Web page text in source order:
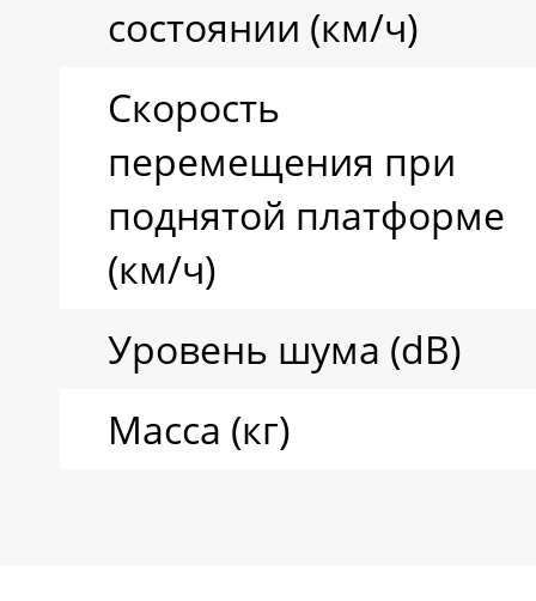
состоянии (км/ч)
Скорость
перемещения при
поднятой платформе
(км/ч)
Уровень шума (dB)
Масса (кг)